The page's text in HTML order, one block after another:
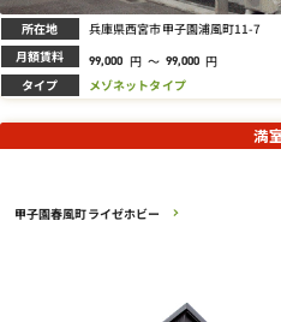
所在地 兵庫県西宮市甲子園浦風町11-7
月額賃料 99,000 円 ～ 99,000 円
タイプ メゾネットタイプ
甲子園春風町ライゼホビー
満